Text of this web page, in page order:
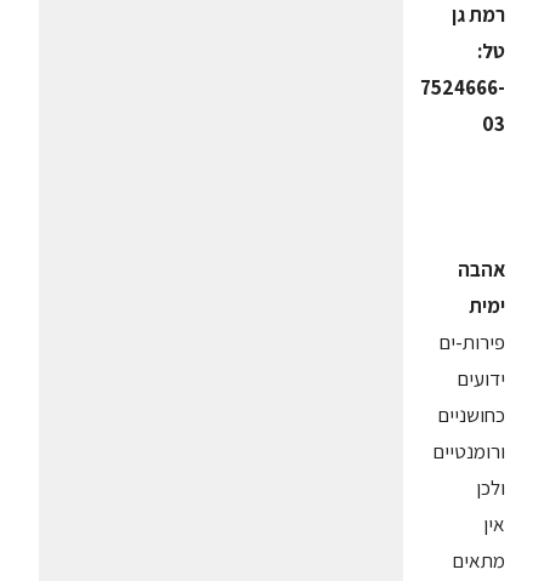
רמת גן
טל:
7524666-
03
אהבה
ימית
פירות-ים
ידועים
כחושניים
ורומנטיים
ולכן
אין
מתאים